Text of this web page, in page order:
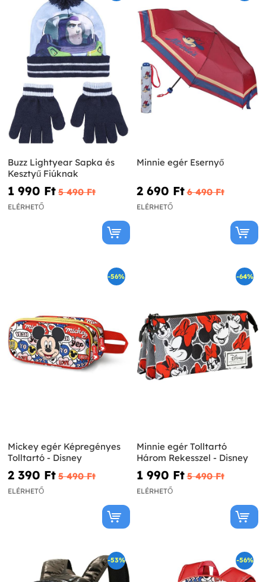
Buzz Lightyear Sapka és
Kesztyű Fiúknak
1 990 Ft‎ 5 490 Ft‎
ELÉRHETŐ
Minnie egér Esernyő
2 690 Ft‎ 6 490 Ft‎
ELÉRHETŐ
-56%
Mickey egér Képregényes
Tolltartó - Disney
2 390 Ft‎ 5 490 Ft‎
ELÉRHETŐ
-64%
Minnie egér Tolltartó
Három Rekesszel - Disney
1 990 Ft‎ 5 490 Ft‎
ELÉRHETŐ
-53% -56%